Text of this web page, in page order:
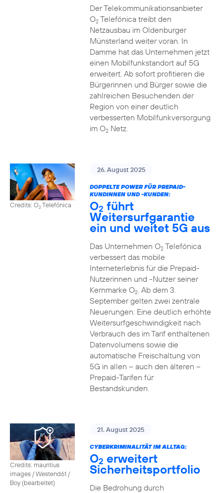
Der Telekommunikationsanbieter
O2Telefónica treibt den
Netzausbau im Oldenburger
Münsterland weiter voran. In
Damme hat das Unternehmen jetzt
einen Mobilfunkstandort auf 5G
erweitert. Ab sofort profitieren die
Bürgerinnen und Bürger sowie die
zahlreichen Besuchenden der
Region von einer deutlich
verbesserten Mobilfunkversorgung
im O2Netz.
Credits: O2Telefónica
26. August 2025
DOPPELTE POWER FÜR PREPAID-
KUNDINNEN UND -KUNDEN:
O2 führt
Weitersurfgarantie
ein und weitet 5G aus
Das Unternehmen O2Telefónica
verbessert das mobile
Interneterlebnis für die Prepaid-
Nutzerinnen und -Nutzer seiner
Kernmarke O2. Ab dem 3.
September gelten zwei zentrale
Neuerungen: Eine deutlich erhöhte
Weitersurfgeschwindigkeit nach
Verbrauch des im Tarif enthaltenen
Datenvolumens sowie die
automatische Freischaltung von
5G in allen – auch den älteren –
Prepaid-Tarifen für
Bestandskunden.
Credits: mauritius
images / Westend61 /
Boy (bearbeitet)
21. August 2025
CYBERKRIMINALITÄT IM ALLTAG:
O2 erweitert
Sicherheitsportfolio
Die Bedrohung durch